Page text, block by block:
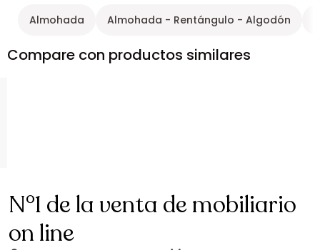
Almohada Almohada - Rentángulo - Algodón
Compare con productos similares
N°1 de la venta de mobiliario
on line